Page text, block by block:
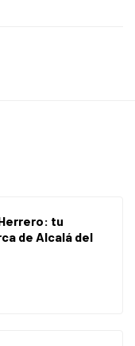
tu
de Alcalá del